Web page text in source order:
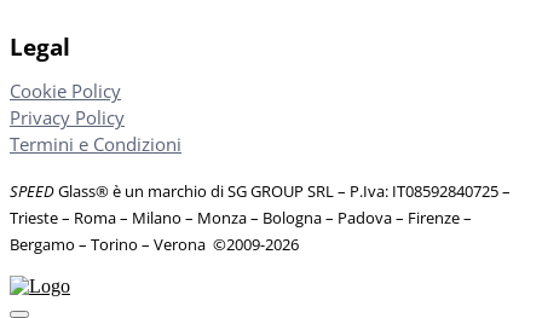
Legal
Cookie Policy
Privacy Policy
Termini e Condizioni
SPEEDGlass® è un marchio di SG GROUP SRL – P.Iva: IT08592840725–
Trieste – Roma – Milano – Monza – Bologna – Padova – Firenze –
Bergamo – Torino – Verona ©2009-2026